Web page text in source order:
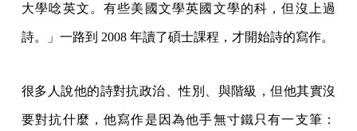
大學唸英文。有些美國文學英國文學的科，但沒上過
詩。」一路到 2008 年讀了碩士課程，才開始詩的寫作。
很多人說他的詩對抗政治、性別、與階級，但他其實沒
要對抗什麼，他寫作是因為他手無寸鐵只有一支筆：